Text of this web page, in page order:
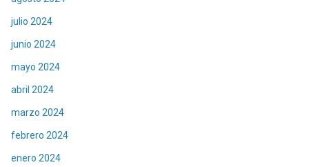
julio 2024
junio 2024
mayo 2024
abril 2024
marzo 2024
febrero 2024
enero 2024